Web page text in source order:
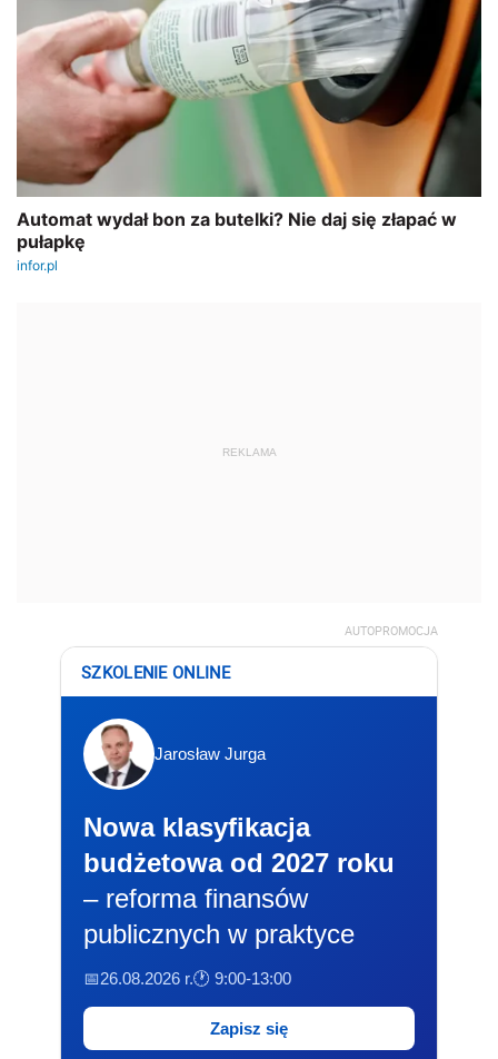
REKLAMA
AUTOPROMOCJA
SZKOLENIE ONLINE
Jarosław Jurga
Nowa klasyfikacja
budżetowa od 2027 roku
– reforma finansów
publicznych w praktyce
📅26.08.2026 r.🕐 9:00-13:00
Zapisz się